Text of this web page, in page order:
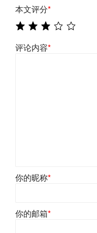
本文评分*
评论内容*
你的昵称*
你的邮箱*